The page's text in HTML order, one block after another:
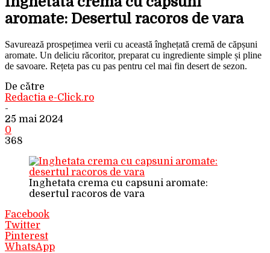
aromate: Desertul racoros de vara
Savurează prospețimea verii cu această înghețată cremă de căpșuni
aromate. Un deliciu răcoritor, preparat cu ingrediente simple și pline
de savoare. Rețeta pas cu pas pentru cel mai fin desert de sezon.
De către
Redactia e-Click.ro
-
25 mai 2024
0
368
Inghetata crema cu capsuni aromate:
desertul racoros de vara
Facebook
Twitter
Pinterest
WhatsApp